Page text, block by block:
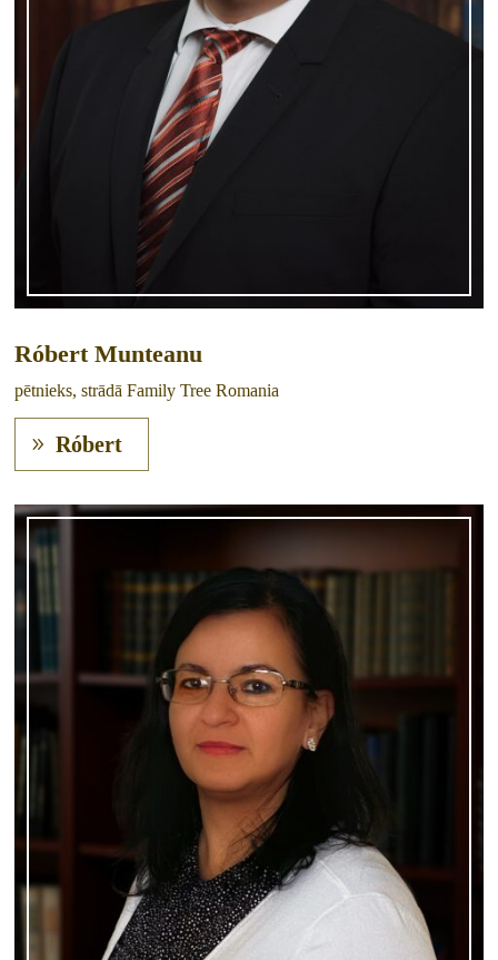
Róbert Munteanu
pētnieks, strādā Family Tree Romania
Róbert